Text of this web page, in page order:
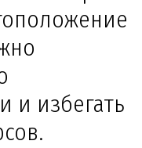
и избегать